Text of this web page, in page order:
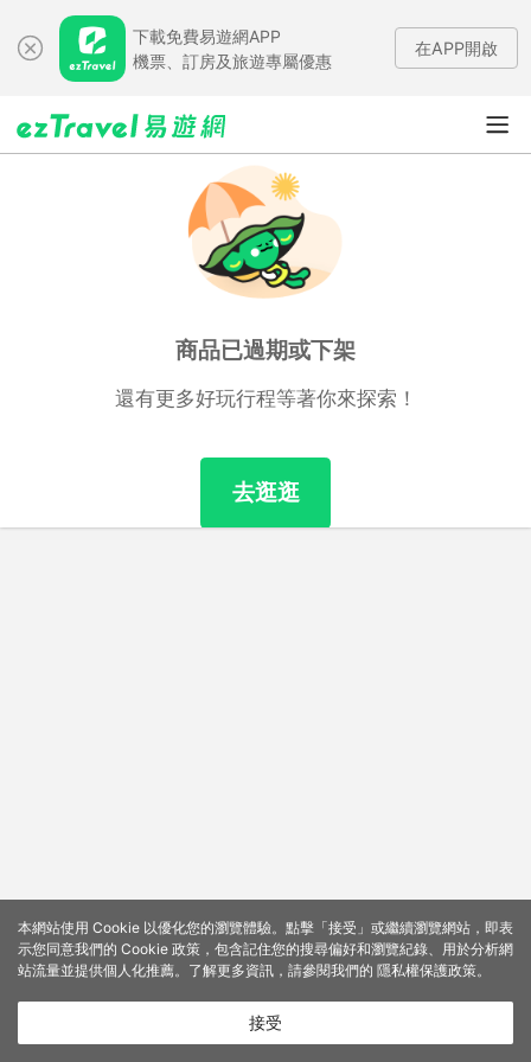
下載免費易遊網APP
機票、訂房及旅遊專屬優惠
在APP開啟
商品已過期或下架
還有更多好玩行程等著你來探索！
去逛逛
本網站使用 Cookie 以優化您的瀏覽體驗。點擊「接受」或繼續瀏覽網站，即表
示您同意我們的 Cookie 政策，包含記住您的搜尋偏好和瀏覽紀錄、用於分析網
站流量並提供個人化推薦。了解更多資訊，請參閱我們的 隱私權保護政策。
接受